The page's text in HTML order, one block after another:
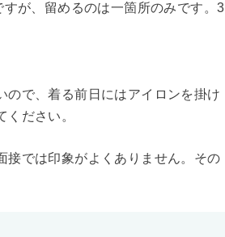
が、留めるのは一箇所のみです。3
ので、着る前日にはアイロンを掛け
ださい。
接では印象がよくありません。その